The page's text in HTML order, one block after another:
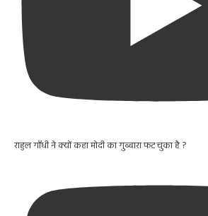
राहुल गाँधी ने क्यों कहा मोदी का गुब्बारा फट चुका है ?